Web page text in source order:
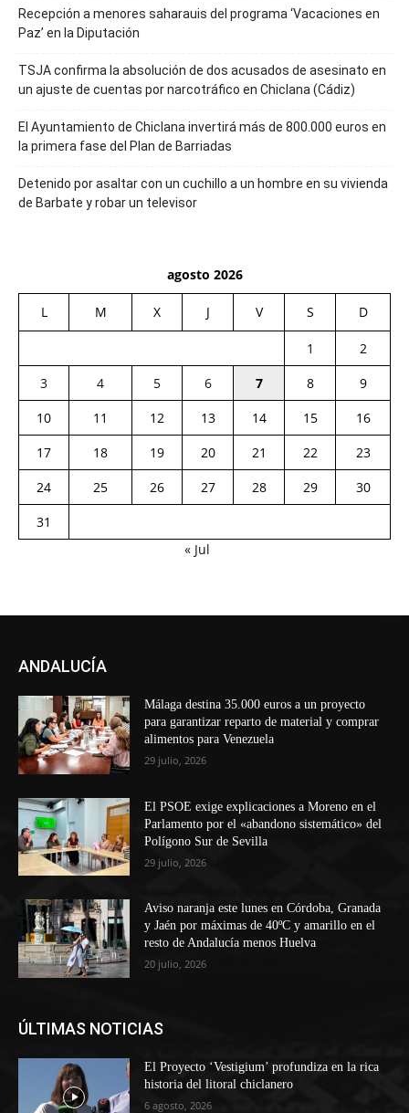
Recepción a menores saharauis del programa ‘Vacaciones en
Paz’ en la Diputación
TSJA confirma la absolución de dos acusados de asesinato en
un ajuste de cuentas por narcotráfico en Chiclana (Cádiz)
El Ayuntamiento de Chiclana invertirá más de 800.000 euros en
la primera fase del Plan de Barriadas
Detenido por asaltar con un cuchillo a un hombre en su vivienda
de Barbate y robar un televisor
agosto 2026
L M X J V S D
1
2
3
4 5 6 7 8
9
10
11 12 13 14 15
16
17
18 19 20 21 22
23
24
25 26 27 28 29
30
31
« Jul
ANDALUCÍA
Málaga destina 35.000 euros a un proyecto
para garantizar reparto de material y comprar
alimentos para Venezuela
29 julio, 2026
El PSOE exige explicaciones a Moreno en el
Parlamento por el «abandono sistemático» del
Polígono Sur de Sevilla
29 julio, 2026
Aviso naranja este lunes en Córdoba, Granada
y Jaén por máximas de 40ºC y amarillo en el
resto de Andalucía menos Huelva
20 julio, 2026
ÚLTIMAS NOTICIAS
El Proyecto ‘Vestigium’ profundiza en la rica
historia del litoral chiclanero
6 agosto, 2026